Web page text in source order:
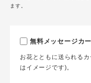
ます。
無料メッセージカ
お花とともに送られる
はイメージです)。